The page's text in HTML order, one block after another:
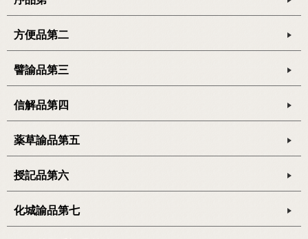
方便品第二
譬諭品第三
信解品第四
薬草諭品第五
授記品第六
化城諭品第七